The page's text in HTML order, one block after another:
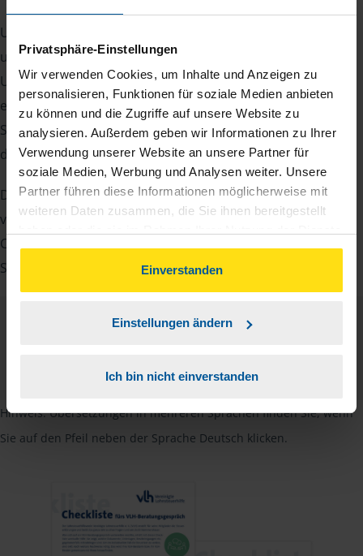
Privatsphäre-Einstellungen
Wir verwenden Cookies, um Inhalte und Anzeigen zu
personalisieren, Funktionen für soziale Medien anbieten
zu können und die Zugriffe auf unsere Website zu
analysieren. Außerdem geben wir Informationen zu Ihrer
Verwendung unserer Website an unsere Partner für
soziale Medien, Werbung und Analysen weiter. Unsere
Partner führen diese Informationen möglicherweise mit
weiteren Daten zusammen, die Sie ihnen bereitgestellt
gesammelt haben. Indem Sie auf Einverstanden klicken,
können Sie der Verwendung von Cookies, gemäß
unserer
Einverstanden
Einstellungen ändern
Ich bin nicht einverstanden
Um Ihre Steuererklärung erstellen zu können, benötigen
unsere Beraterinnen und Berater eine Reihe von
Unterlagen von Ihnen. Dazu gehört beispielsweise die
elektronische Lohnsteuerbescheinigung, Ihre
Steueridentifikationsnummer, der Rentenbescheid oder
die Bescheinigung über das Kindergeld.
Damit Sie sich gut vorbereiten können und keinen der
vielen Nachweise vergessen, stellen wir Ihnen hier eine
Checkliste für Arbeitnehmer, Beamte, Auszubildende und
Studenten sowie Rentner zur Verfügung.
Hinweis: Übersetzungen in mehreren Sprachen finden Sie, wenn
Sie auf den Pfeil neben der Sprache Deutsch klicken.